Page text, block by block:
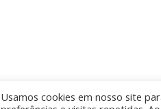
Usamos cookies em nosso site